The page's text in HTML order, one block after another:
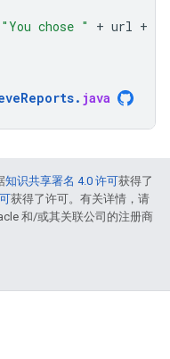
"You chose " + url +
. java
知识共享署名 4.0 许可获得了
获得了许可。有关详情，请
和/或其关联公司的注册商